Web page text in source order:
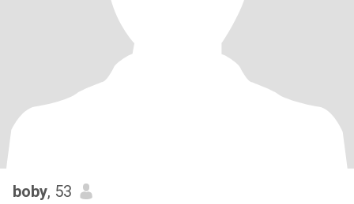
boby, 53